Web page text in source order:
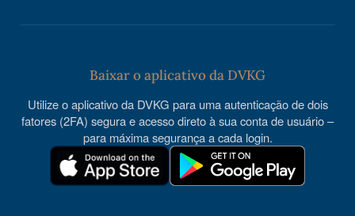
Baixar o aplicativo da DVKG
Utilize o aplicativo da DVKG para uma autenticação de dois
fatores (2FA) segura e acesso direto à sua conta de usuário –
para máxima segurança a cada login.